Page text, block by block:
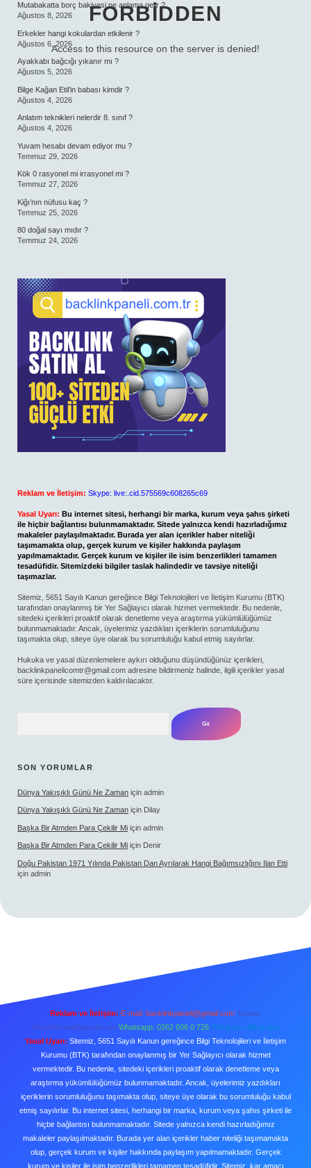
Mutabakatta borç bakiyesi ne anlama gelir ?
Ağustos 8, 2026
Erkekler hangi kokulardan etkilenir ?
Ağustos 6, 2026
Ayakkabı bağcığı yıkanır mı ?
Ağustos 5, 2026
Bilge Kağan Etil’in babası kimdir ?
Ağustos 4, 2026
Anlatım teknikleri nelerdir 8. sınıf ?
Ağustos 4, 2026
Yuvam hesabı devam ediyor mu ?
Temmuz 29, 2026
Kök 0 rasyonel mi irrasyonel mi ?
Temmuz 27, 2026
Kiğı’nın nüfusu kaç ?
Temmuz 25, 2026
80 doğal sayı mıdır ?
Temmuz 24, 2026
Reklam ve İletişim: Skype: live:.cid.575569c608265c69
Yasal Uyarı: Bu internet sitesi, herhangi bir marka, kurum veya şahıs şirketi
ile hiçbir bağlantısı bulunmamaktadır. Sitede yalnızca kendi hazırladığımız
makaleler paylaşılmaktadır. Burada yer alan içerikler haber niteliği
taşımamakta olup, gerçek kurum ve kişiler hakkında paylaşım
yapılmamaktadır. Gerçek kurum ve kişiler ile isim benzerlikleri tamamen
tesadüfidir. Sitemizdeki bilgiler taslak halindedir ve tavsiye niteliği
taşımazlar.
Sitemiz, 5651 Sayılı Kanun gereğince Bilgi Teknolojileri ve İletişim Kurumu (BTK)
tarafından onaylanmış bir Yer Sağlayıcı olarak hizmet vermektedir. Bu nedenle,
sitedeki içerikleri proaktif olarak denetleme veya araştırma yükümlülüğümüz
bulunmamaktadır. Ancak, üyelerimiz yazdıkları içeriklerin sorumluluğunu
taşımakta olup, siteye üye olarak bu sorumluluğu kabul etmiş sayılırlar.
Hukuka ve yasal düzenlemelere aykırı olduğunu düşündüğünüz içerikleri,
backlinkpanelicomtr@gmail.com adresine bildirmeniz halinde, ilgili içerikler yasal
süre içerisinde sitemizden kaldırılacaktır.
SON YORUMLAR
Dünya Yakışıklı Günü Ne Zaman için admin
Dünya Yakışıklı Günü Ne Zaman için Dilay
Başka Bir Atmden Para Çekilir Mi için admin
Başka Bir Atmden Para Çekilir Mi için Denir
Doğu Pakistan 1971 Yılında Pakistan Dan Ayrılarak Hangi Bağımsızlığını Ilan Etti
için admin
FORBIDDEN
Access to this resource on the server is denied!
Reklam ve İletişim: E-mail: backlinkpaneli@gmail.com Teams:
forumhizmeti@gmail.com Whatsapp: 0262 606 0 726 Telegram: @karabul
Yasal Uyarı: Sitemiz, 5651 Sayılı Kanun gereğince Bilgi Teknolojileri ve İletişim
Kurumu (BTK) tarafından onaylanmış bir Yer Sağlayıcı olarak hizmet
vermektedir. Bu nedenle, sitedeki içerikleri proaktif olarak denetleme veya
araştırma yükümlülüğümüz bulunmamaktadır. Ancak, üyelerimiz yazdıkları
içeriklerin sorumluluğunu taşımakta olup, siteye üye olarak bu sorumluluğu kabul
etmiş sayılırlar. Bu internet sitesi, herhangi bir marka, kurum veya şahıs şirketi ile
hiçbir bağlantısı bulunmamaktadır. Sitede yalnızca kendi hazırladığımız
makaleler paylaşılmaktadır. Burada yer alan içerikler haber niteliği taşımamakta
olup, gerçek kurum ve kişiler hakkında paylaşım yapılmamaktadır. Gerçek
kurum ve kişiler ile isim benzerlikleri tamamen tesadüfidir. Sitemiz, kar amacı